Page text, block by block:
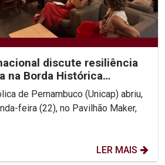
discute resiliência
na Borda Histórica
de Pernambuco (Unicap) abriu,
feira (22), no Pavilhão Maker,
LER MAIS